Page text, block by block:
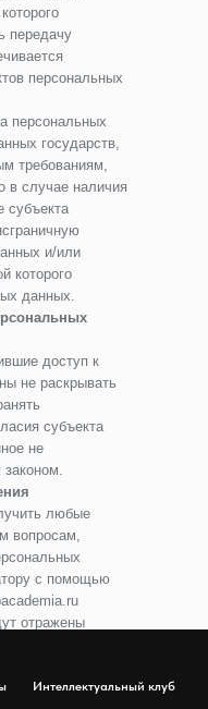
передачу
персональных
персональных
государств,
требованиям,
в случае наличия
субъекта
и/или
которого
данных.
доступ к
не раскрывать
субъекта
не
любые
вопросам,
с помощью
отражены
ее новой
Интеллектуальный клуб